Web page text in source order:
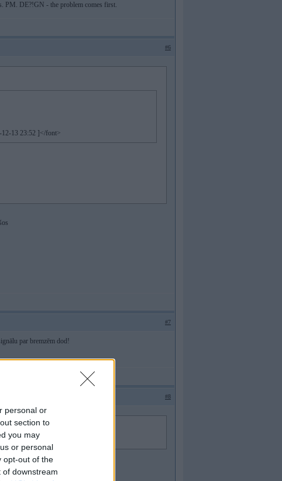
personal or
section to
you may
or personal
opt-out of the
of downstream
PM. DE?!GN - the problem comes first.
#6
12-13 23:52 ]</font>
#7
par bremzēm dod!
#8
signālu par bremzēm dod!
jārādās līdz viņi atkal nodilst